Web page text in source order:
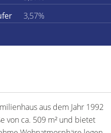
3,57%
aus dem Jahr 1992
von ca. 509 m² und bietet